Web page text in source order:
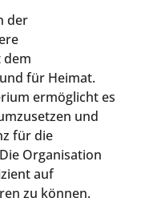
der
für Heimat.
ermöglicht es
und
für die
Organisation
auf
zu können.